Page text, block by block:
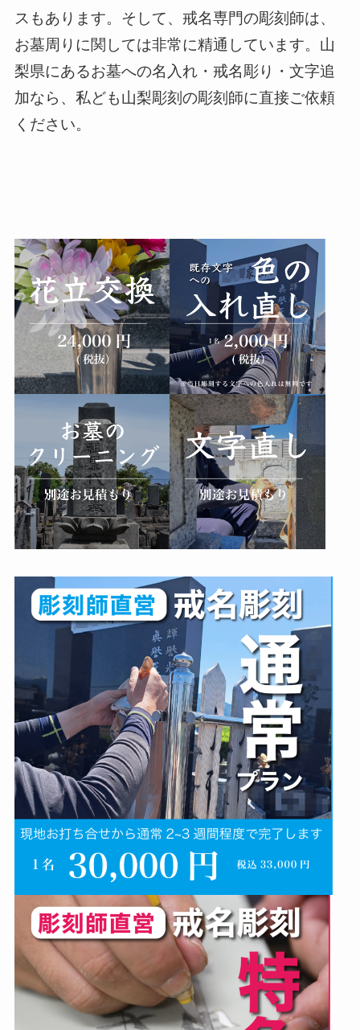
スもあります。そして、戒名専門の彫刻師は、
お墓周りに関しては非常に精通しています。山
梨県にあるお墓への名入れ・戒名彫り・文字追
加なら、私ども山梨彫刻の彫刻師に直接ご依頼
ください。